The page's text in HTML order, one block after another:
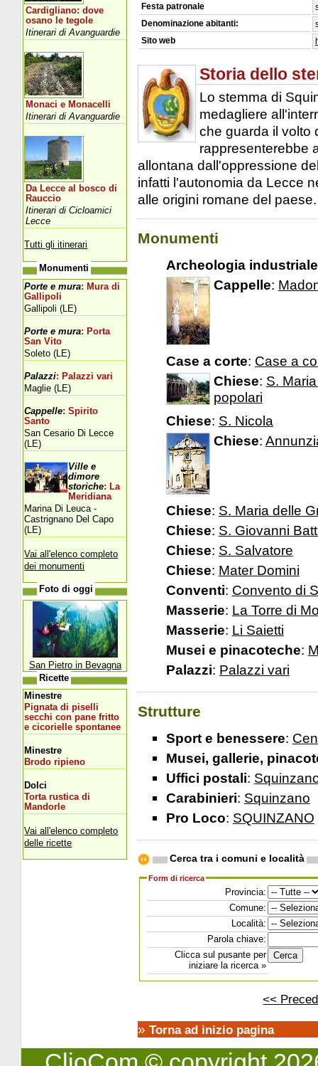
Festa patronale
Denominazione abitanti:
Sito web
Storia dello
Lo stemma di
medagliere
che guarda il volto
rappresenterebbe
allontana dall'oppressione
infatti l'autonomia da Lecce
alle origini romane del paese.
Monumenti
Archeologia industriale
Cappelle:
Case a corte: Case a
Chiese: S.
popolari
Chiese: S. Nicola
Chiese:
Chiese: S. Maria delle
Chiese: S. Giovanni
Chiese: S. Salvatore
Chiese: Mater Domini
Conventi: Convento di
Masserie: La Torre di
Masserie: Li Saietti
Musei e pinacoteche:
Palazzi: Palazzi vari
Strutture
Sport e benessere:
Musei, gallerie,
Uffici postali:
Carabinieri: Squinzano
Pro Loco: SQUINZANO
Cerca tra i comuni e località
Form di ricerca
Provincia:
Comune:
Località:
Parola chiave:
Clicca sul pusante per
iniziare la ricerca »
<<
» Torna ad inizio pagina
Cardigliano: dove
osano le tegole
Itinerari di Avanguardie
Monaci e Monacelli
Itinerari di Avanguardie
Da Lecce al bosco di
Rauccio
Itinerari di Cicloamici
Lecce
Tutti gli itinerari
Monumenti
Porte e mura: Mura di
Gallipoli
Gallipoli (LE)
Porte e mura: Porta
San Vito
Soleto (LE)
Palazzi: Palazzi vari
Maglie (LE)
Cappelle: Spirito
Santo
San Cesario Di Lecce
(LE)
Ville e
dimore
storiche: La
Meridiana
Marina Di Leuca -
Castrignano Del Capo
(LE)
Vai all'elenco completo
dei monumenti
Foto di oggi
San Pietro in Bevagna
Ricette
Minestre
Pignata di piselli
secchi con pane fritto
e cicorielle spontanee
Minestre
Brodo ripieno
Dolci
Torta rustica di
Mandorle
Vai all'elenco completo
delle ricette